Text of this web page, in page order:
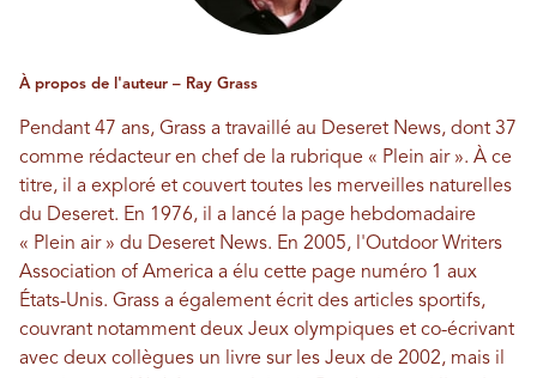
À propos de l'auteur – Ray Grass
Pendant 47 ans, Grass a travaillé au Deseret News, dont 37
comme rédacteur en chef de la rubrique « Plein air ». À ce
titre, il a exploré et couvert toutes les merveilles naturelles
du Deseret. En 1976, il a lancé la page hebdomadaire
« Plein air » du Deseret News. En 2005, l'Outdoor Writers
Association of America a élu cette page numéro 1 aux
États-Unis. Grass a également écrit des articles sportifs,
couvrant notamment deux Jeux olympiques et co-écrivant
avec deux collègues un livre sur les Jeux de 2002, mais il